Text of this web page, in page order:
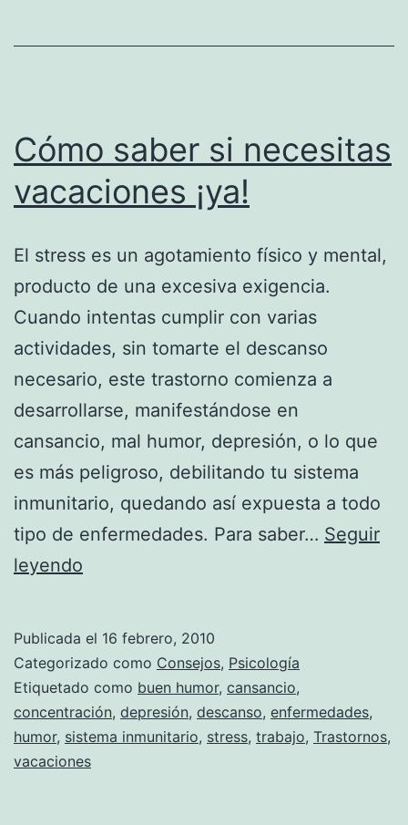
Cómo saber si necesitas
vacaciones ¡ya!
El stress es un agotamiento físico y mental,
producto de una excesiva exigencia.
Cuando intentas cumplir con varias
actividades, sin tomarte el descanso
necesario, este trastorno comienza a
desarrollarse, manifestándose en
cansancio, mal humor, depresión, o lo que
es más peligroso, debilitando tu sistema
inmunitario, quedando así expuesta a todo
tipo de enfermedades. Para saber… Seguir
leyendo
necesitas
vacaciones
¡ya!
Publicada el 16 febrero, 2010
Categorizado como Consejos, Psicología
Etiquetado como buen humor, cansancio,
concentración, depresión, descanso, enfermedades,
humor, sistema inmunitario, stress, trabajo, Trastornos,
vacaciones